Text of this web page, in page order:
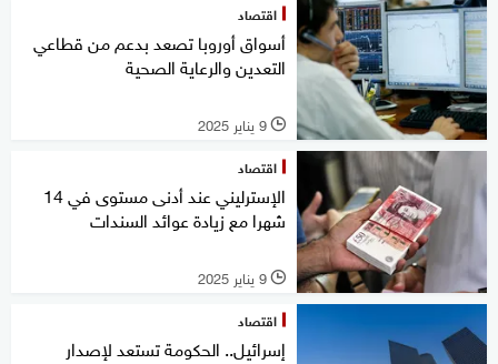
اقتصاد
أسواق أوروبا تصعد بدعم من قطاعي
التعدين والرعاية الصحية
l 9 يناير 2025
اقتصاد
الإسترليني عند أدنى مستوى في 14
شهرا مع زيادة عوائد السندات
l 9 يناير 2025
اقتصاد
إسرائيل.. الحكومة تستعد لإصدار